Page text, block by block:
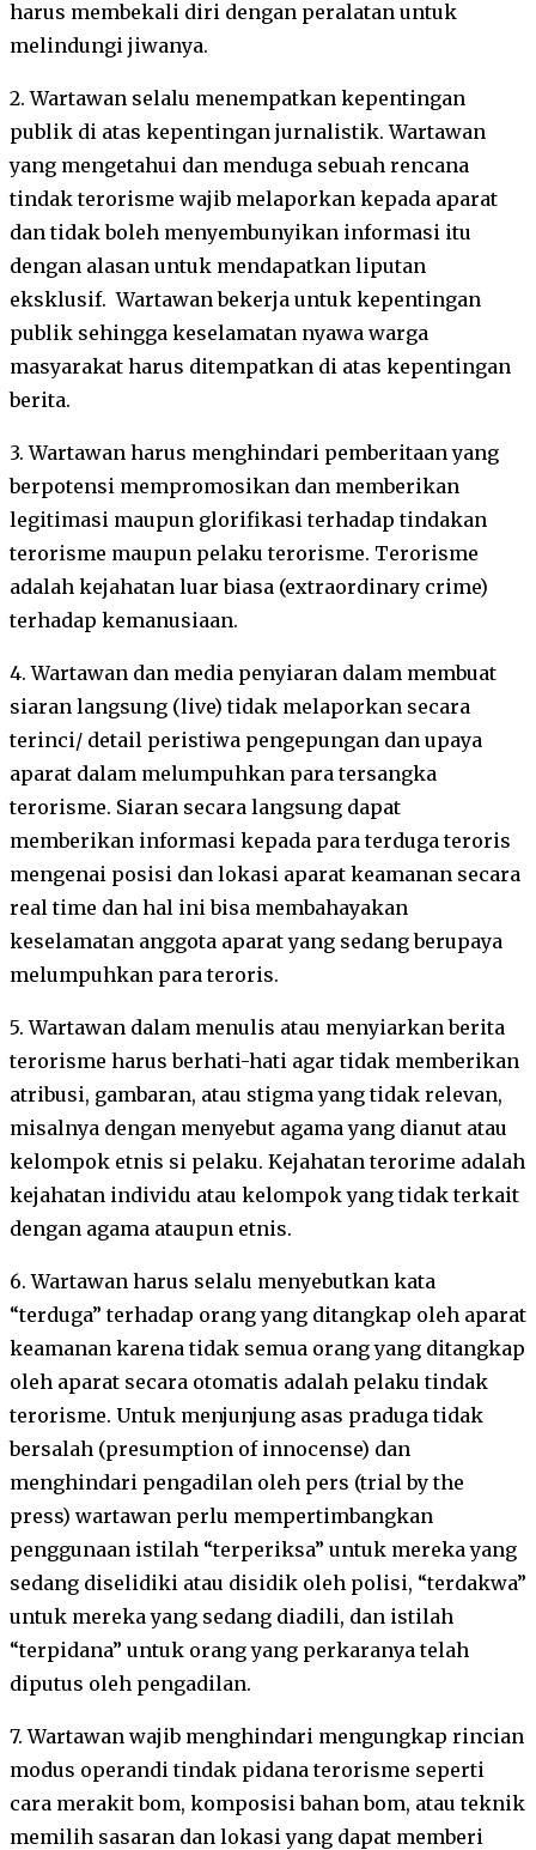
harus membekali diri dengan peralatan untuk
melindungi jiwanya.
2. Wartawan selalu menempatkan kepentingan
publik di atas kepentingan jurnalistik. Wartawan
yang mengetahui dan menduga sebuah rencana
tindak terorisme wajib melaporkan kepada aparat
dan tidak boleh menyembunyikan informasi itu
dengan alasan untuk mendapatkan liputan
eksklusif. Wartawan bekerja untuk kepentingan
publik sehingga keselamatan nyawa warga
masyarakat harus ditempatkan di atas kepentingan
berita.
3. Wartawan harus menghindari pemberitaan yang
berpotensi mempromosikan dan memberikan
legitimasi maupun glorifikasi terhadap tindakan
terorisme maupun pelaku terorisme. Terorisme
adalah kejahatan luar biasa (extraordinary crime)
terhadap kemanusiaan.
4. Wartawan dan media penyiaran dalam membuat
siaran langsung (live) tidak melaporkan secara
terinci/ detail peristiwa pengepungan dan upaya
aparat dalam melumpuhkan para tersangka
terorisme. Siaran secara langsung dapat
memberikan informasi kepada para terduga teroris
mengenai posisi dan lokasi aparat keamanan secara
real time dan hal ini bisa membahayakan
keselamatan anggota aparat yang sedang berupaya
melumpuhkan para teroris.
5. Wartawan dalam menulis atau menyiarkan berita
terorisme harus berhati-hati agar tidak memberikan
atribusi, gambaran, atau stigma yang tidak relevan,
misalnya dengan menyebut agama yang dianut atau
kelompok etnis si pelaku. Kejahatan terorime adalah
kejahatan individu atau kelompok yang tidak terkait
dengan agama ataupun etnis.
6. Wartawan harus selalu menyebutkan kata
“terduga” terhadap orang yang ditangkap oleh aparat
keamanan karena tidak semua orang yang ditangkap
oleh aparat secara otomatis adalah pelaku tindak
terorisme. Untuk menjunjung asas praduga tidak
bersalah (presumption of innocense) dan
menghindari pengadilan oleh pers (trial by the
press) wartawan perlu mempertimbangkan
penggunaan istilah “terperiksa” untuk mereka yang
sedang diselidiki atau disidik oleh polisi, “terdakwa”
untuk mereka yang sedang diadili, dan istilah
“terpidana” untuk orang yang perkaranya telah
diputus oleh pengadilan.
7. Wartawan wajib menghindari mengungkap rincian
modus operandi tindak pidana terorisme seperti
cara merakit bom, komposisi bahan bom, atau teknik
memilih sasaran dan lokasi yang dapat memberi